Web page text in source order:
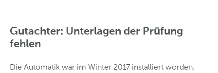
Gutachter: Unterlagen der Prüfung
fehlen
Die Automatik war im Winter 2017 installiert worden.